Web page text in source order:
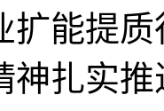
扩能提
神扎实